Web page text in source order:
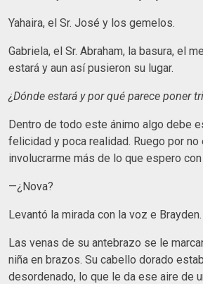
Yahaira, el Sr. José y los gemelos.
Gabriela, el Sr. Abraham, la basura, el
estará y aun así pusieron su lugar.
¿Dónde estará y por qué parece poner
Dentro de todo este ánimo algo debe
felicidad y poca realidad. Ruego por no
involucrarme más de lo que espero
—¿Nova?
Levantó la mirada con la voz e Brayden.
Las venas de su antebrazo se le
niña en brazos. Su cabello dorado
desordenado, lo que le da ese aire de